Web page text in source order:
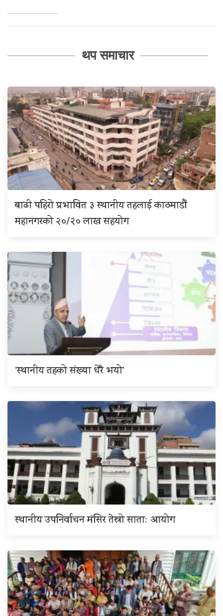
थप समाचार
बाढी पहिरो प्रभावित ३ स्थानीय तहलाई काठमाडौं
महानगरको २०/२० लाख सहयोग
‘स्थानीय तहको संख्या धेरै भयो’
स्थानीय उपनिर्वाचन मंसिर तेस्रो साताः आयोग